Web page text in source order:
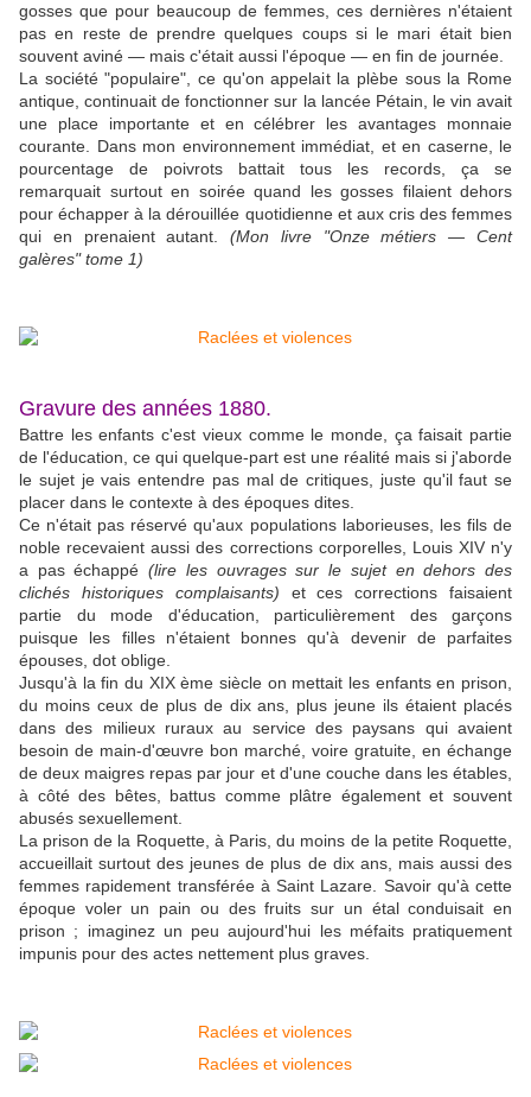
gosses que pour beaucoup de femmes, ces dernières n'étaient
pas en reste de prendre quelques coups si le mari était bien
souvent aviné — mais c'était aussi l'époque — en fin de journée.
La société "populaire", ce qu'on appelait la plèbe sous la Rome
antique, continuait de fonctionner sur la lancée Pétain, le vin avait
une place importante et en célébrer les avantages monnaie
courante. Dans mon environnement immédiat, et en caserne, le
pourcentage de poivrots battait tous les records, ça se
remarquait surtout en soirée quand les gosses filaient dehors
pour échapper à la dérouillée quotidienne et aux cris des femmes
qui en prenaient autant.(Mon livre "Onze métiers — Cent
galères" tome 1)
Gravure des années 1880.
Battre les enfants c'est vieux comme le monde, ça faisait partie
de l'éducation, ce qui quelque-part est une réalité mais si j'aborde
le sujet je vais entendre pas mal de critiques, juste qu'il faut se
placer dans le contexte à des époques dites.
Ce n'était pas réservé qu'aux populations laborieuses, les fils de
noble recevaient aussi des corrections corporelles, Louis XIV n'y
a pas échappé(lire les ouvrages sur le sujet en dehors des
clichés historiques complaisants) et ces corrections faisaient
partie du mode d'éducation, particulièrement des garçons
puisque les filles n'étaient bonnes qu'à devenir de parfaites
épouses, dot oblige.
Jusqu'à la fin du XIX ème siècle on mettait les enfants en prison,
du moins ceux de plus de dix ans, plus jeune ils étaient placés
dans des milieux ruraux au service des paysans qui avaient
besoin de main-d'œuvre bon marché, voire gratuite, en échange
de deux maigres repas par jour et d'une couche dans les étables,
à côté des bêtes, battus comme plâtre également et souvent
abusés sexuellement.
La prison de la Roquette, à Paris, du moins de la petite Roquette,
accueillait surtout des jeunes de plus de dix ans, mais aussi des
femmes rapidement transférée à Saint Lazare. Savoir qu'à cette
époque voler un pain ou des fruits sur un étal conduisait en
prison ; imaginez un peu aujourd'hui les méfaits pratiquement
impunis pour des actes nettement plus graves.